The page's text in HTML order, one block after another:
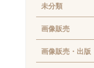
未分類
画像販売
画像販売・出版